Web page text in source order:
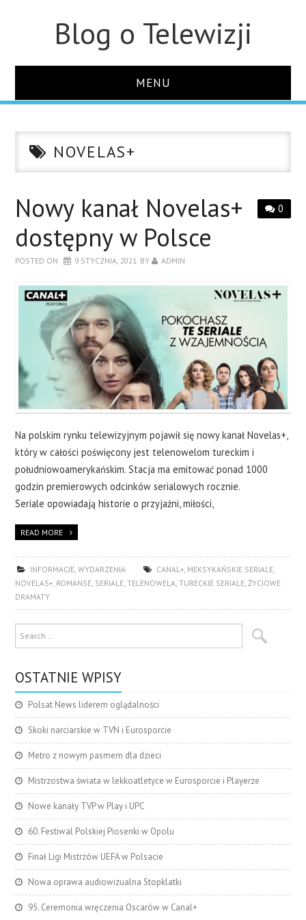
Blog o Telewizji
MENU
O STRONIENOVELAS+
0
Nowy kanał Novelas+
dostępny w Polsce
POSTED ON 9 STYCZNIA, 2021 BY ADMIN
Na polskim rynku telewizyjnym pojawił się nowy kanał Novelas+,
który w całości poświęcony jest telenowelom tureckim i
południowoamerykańskim. Stacja ma emitować ponad 1000
godzin premierowych odcinków serialowych rocznie.
Seriale opowiadają historie o przyjaźni, miłości,
READ MORE
INFORMACJE,WYDARZENIA CANAL+, MEKSYKAŃSKIE SERIALE,
NOVELAS+, ROMANSE, SERIALE,TELENOWELA,TURECKIE SERIALE,ŻYCIOWE
DRAMATY
OSTATNIE WPISY
Polsat News liderem oglądalności
Skoki narciarskie w TVN i Eurosporcie
Metro z nowym pasmem dla dzieci
Mistrzostwa świata w lekkoatletyce w Eurosporcie i Playerze
Nowe kanały TVP w Play i UPC
60. Festiwal Polskiej Piosenki w Opolu
Finał Ligi Mistrzów UEFA w Polsacie
Nowa oprawa audiowizualna Stopklatki
95. Ceremonia wręczenia Oscarów w Canal+